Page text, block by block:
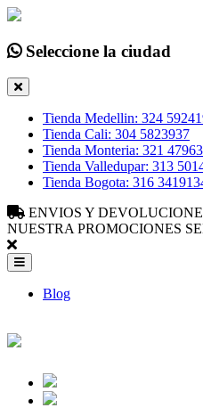
Seleccione la ciudad
Tienda Medellin: 324
Tienda Cali: 304 5823937
Tienda Monteria: 321
Tienda Valledupar: 313
Tienda Bogota: 316
ENVIOS Y
NUESTRA PROMOCIONES
Blog